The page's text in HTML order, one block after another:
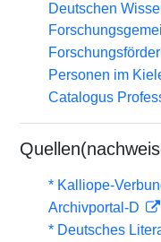
Deutschen
Personen im
Catalogus
* Kalliope-
Archivportal-D
* Deutsches